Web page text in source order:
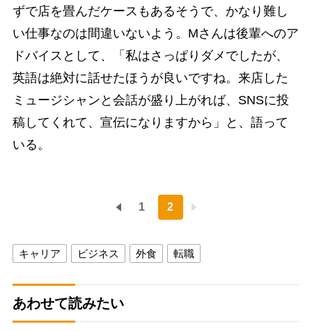
ずで店を畳んだケースもあるそうで、かなり難し
い仕事なのは間違いないよう。Mさんは後輩へのア
ドバイスとして、「私はさっぱりダメでしたが、
英語は絶対に話せたほうが良いですね。来店した
ミュージシャンと会話が盛り上がれば、SNSに投
稿してくれて、宣伝になりますから」と、語って
いる。
1 2
キャリア ビジネス 外食 転職
あわせて読みたい